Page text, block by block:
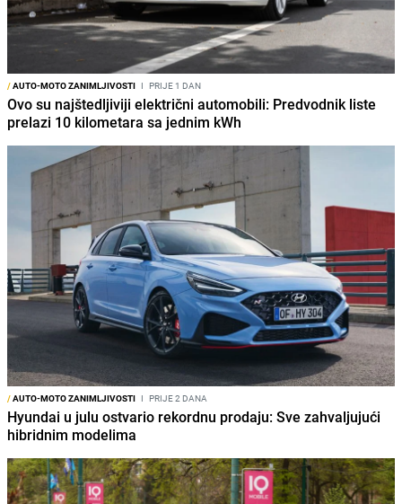
/AUTO-MOTO ZANIMLJIVOSTI I PRIJE 1 DAN
Ovo su najštedljiviji električni automobili: Predvodnik liste
prelazi 10 kilometara sa jednim kWh
/AUTO-MOTO ZANIMLJIVOSTI I PRIJE 2 DANA
Hyundai u julu ostvario rekordnu prodaju: Sve zahvaljujući
hibridnim modelima